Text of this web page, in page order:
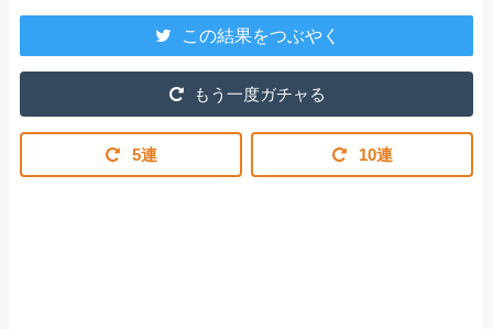
この結果をつぶやく
もう一度ガチャる
5連 10連